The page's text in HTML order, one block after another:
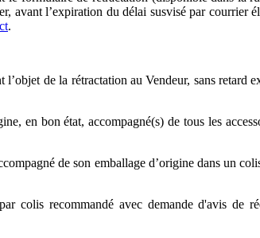
avant l’expiration du délai susvisé par
.
de la rétractation au Vendeur, sans
en bon état, accompagné(s) de tous les
de son emballage d’origine dans un
colis recommandé avec demande d'avis